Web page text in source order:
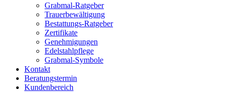
Grabmal-Ratgeber
Trauerbewältigung
Bestattungs-Ratgeber
Zertifikate
Genehmigungen
Edelstahlpflege
Grabmal-Symbole
Kontakt
Beratungstermin
Kundenbereich